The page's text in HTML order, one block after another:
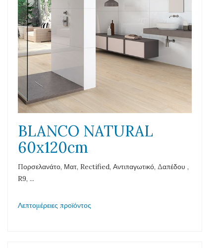
BLANCO NATURAL
60x120cm
Πορσελανάτο, Ματ, Rectified, Αντιπαγωτικό, Δαπέδου ,
R9, ...
Λεπτομέρειες προϊόντος